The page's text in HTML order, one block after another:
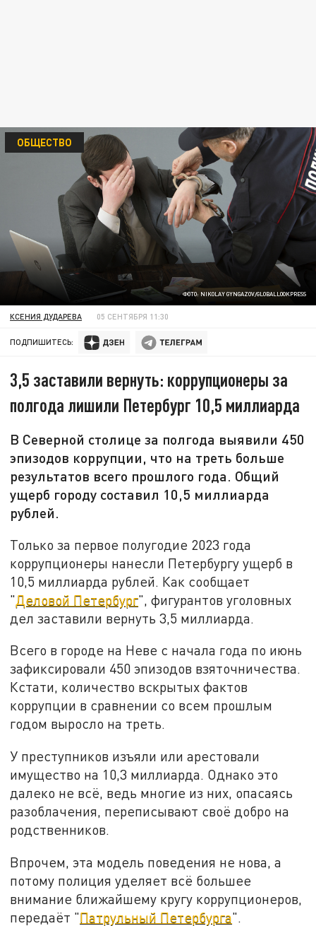
ФОТО: NIKOLAY GYNGAZOV/GLOBALLOOKPRESS
ОБЩЕСТВО
КСЕНИЯ ДУДАРЕВА 05 СЕНТЯБРЯ 11:30
ПОДПИШИТЕСЬ:
3,5 заставили вернуть: коррупционеры за
полгода лишили Петербург 10,5 миллиарда
В Северной столице за полгода выявили 450
эпизодов коррупции, что на треть больше
результатов всего прошлого года. Общий
ущерб городу составил 10,5 миллиарда
рублей.
Только за первое полугодие 2023 года
коррупционеры нанесли Петербургу ущерб в
10,5 миллиарда рублей. Как сообщает
"Деловой Петербург", фигурантов уголовных
дел заставили вернуть 3,5 миллиарда.
Всего в городе на Неве с начала года по июнь
зафиксировали 450 эпизодов взяточничества.
Кстати, количество вскрытых фактов
коррупции в сравнении со всем прошлым
годом выросло на треть.
У преступников изъяли или арестовали
имущество на 10,3 миллиарда. Однако это
далеко не всё, ведь многие из них, опасаясь
разоблачения, переписывают своё добро на
родственников.
Впрочем, эта модель поведения не нова, а
потому полиция уделяет всё большее
внимание ближайшему кругу коррупционеров,
передаёт "Патрульный Петербурга".